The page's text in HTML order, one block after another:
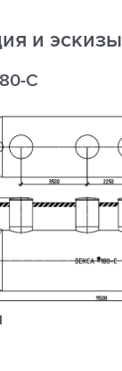
и эскизы
С